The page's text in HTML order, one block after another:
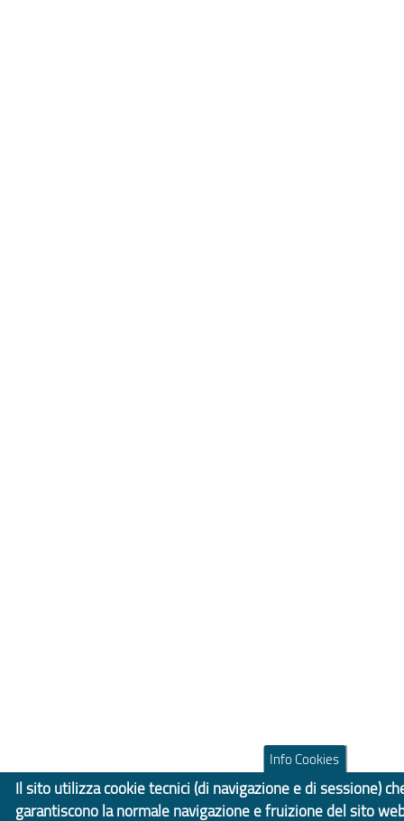
Info Cookies
Il sito utilizza cookie tecnici (di navigazione e di sessione)
garantiscono la normale navigazione e fruizione del sito